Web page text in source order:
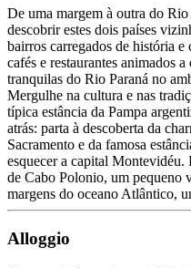
De uma margem à outra do
descobrir estes dois países
bairros carregados de história e
cafés e restaurantes animados
tranquilas do Rio Paraná no
Mergulhe na cultura e nas
típica estância da Pampa
atrás: parta à descoberta da
Sacramento e da famosa
esquecer a capital Montevidéu.
de Cabo Polonio, um pequeno
margens do oceano Atlântico,
Alloggio